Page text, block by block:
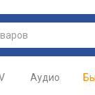
Аудио